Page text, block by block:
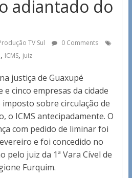
adiantado do
TV Sul
0 Comments
, ICMS, juiz
justiça de Guaxupé
cinco empresas da cidade
sobre circulação de
o ICMS antecipadamente. O
com pedido de liminar foi
e foi concedido no
pelo juiz da 1ª Vara Cível de
Furquim.